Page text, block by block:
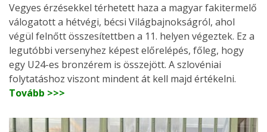
Vegyes érzésekkel térhetett haza a magyar fakitermelő
válogatott a hétvégi, bécsi Világbajnokságról, ahol
végül felnőtt összesítettben a 11. helyen végeztek. Ez a
legutóbbi versenyhez képest előrelépés, főleg, hogy
egy U24-es bronzérem is összejött. A szlovéniai
folytatáshoz viszont mindent át kell majd értékelni.
Tovább >>>